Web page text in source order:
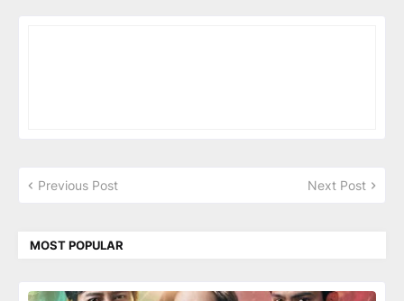
Previous Post Next Post
MOST POPULAR